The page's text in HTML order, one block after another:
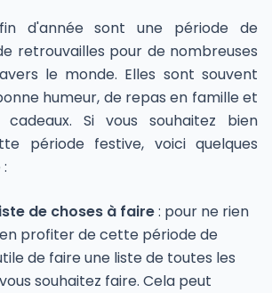
d'année sont une période de
retrouvailles pour de nombreuses
le monde. Elles sont souvent
humeur, de repas en famille et
cadeaux. Si vous souhaitez bien
période festive, voici quelques
de choses à faire: pour ne rien
profiter de cette période de
de faire une liste de toutes les
souhaitez faire. Cela peut